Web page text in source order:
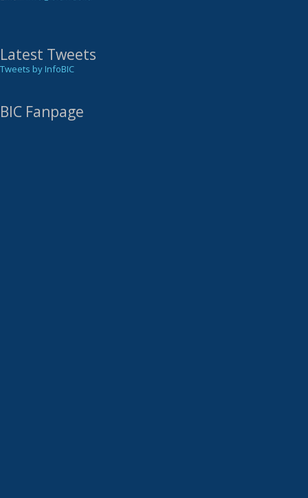
Latest Tweets
Tweets by InfoBIC
BIC Fanpage